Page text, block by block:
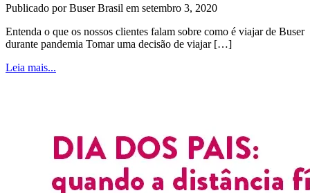
Publicado por Buser Brasil em setembro 3, 2020
Entenda o que os nossos clientes falam sobre como é viajar de Buser
durante pandemia Tomar uma decisão de viajar […]
Leia mais...